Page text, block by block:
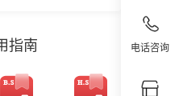
电话咨询
指南